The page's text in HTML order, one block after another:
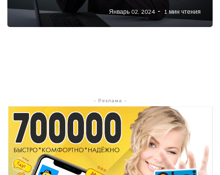
Январь 02, 2024 1 мин чтения
- Реклама -